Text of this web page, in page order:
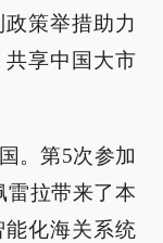
策举措助力
享中国大市
。第5次参加
雷拉带来了本
能化海关系统